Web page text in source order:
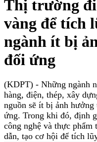
Thị trường
vàng để tích
ngành ít bị
đối ứng
(KDPT) - Những ngành
hàng, điện, thép, xây
nguồn sẽ ít bị ảnh
ứng. Trong khi đó, định
công nghệ và thực phẩm
dẫn, tạo cơ hội để tích